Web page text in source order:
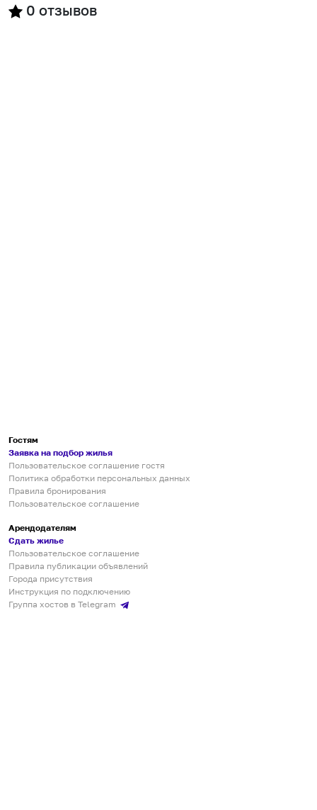
0 отзывов
Гостям
Заявка на подбор жилья
Пользовательское соглашение гостя
Политика обработки персональных данных
Правила бронирования
Пользовательское соглашение
Арендодателям
Сдать жилье
Пользовательское соглашение
Правила публикации объявлений
Города присутствия
Инструкция по подключению
Группа хостов в Telegram